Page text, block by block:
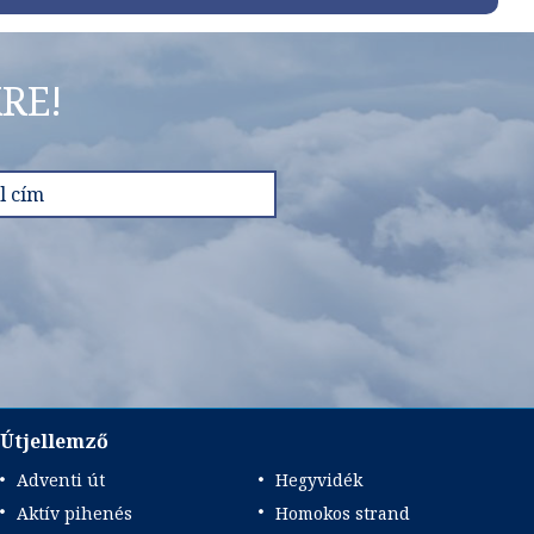
Útjellemző
Adventi út
Aktív pihenés
Hegyvidék
Homokos strand